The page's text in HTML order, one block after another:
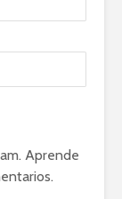
Aprende
.